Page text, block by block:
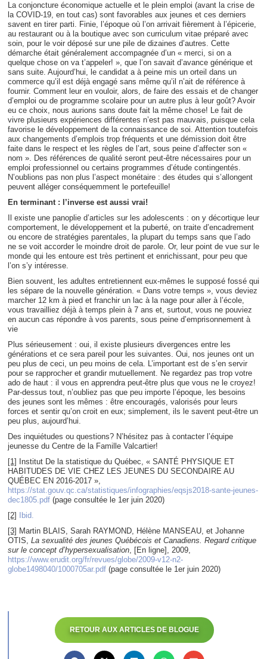
La conjoncture économique actuelle et le plein emploi (avant la crise de
la COVID-19, en tout cas) sont favorables aux jeunes et ces derniers
savent en tirer parti. Finie, l’époque où l’on arrivait fièrement à l’épicerie,
au restaurant ou à la boutique avec son curriculum vitae préparé avec
soin, pour le voir déposé sur une pile de dizaines d’autres. Cette
démarche était généralement accompagnée d’un « merci, si on a
quelque chose on va t’appeler! », que l’on savait d’avance générique et
sans suite. Aujourd’hui, le candidat a à peine mis un orteil dans un
commerce qu’il est déjà engagé sans même qu’il n’ait de référence à
fournir. Comment leur en vouloir, alors, de faire des essais et de changer
d’emploi ou de programme scolaire pour un autre plus à leur goût? Avoir
eu ce choix, nous aurions sans doute fait la même chose! Le fait de
vivre plusieurs expériences différentes n’est pas mauvais, puisque cela
favorise le développement de la connaissance de soi. Attention toutefois
aux changements d’emplois trop fréquents et une démission doit être
faite dans le respect et les règles de l’art, sous peine d’affecter son «
nom ». Des références de qualité seront peut-être nécessaires pour un
emploi professionnel ou certains programmes d’étude contingentés.
N’oublions pas non plus l’aspect monétaire : des études qui s’allongent
peuvent alléger conséquemment le portefeuille!
En terminant : l’inverse est aussi vrai!
Il existe une panoplie d’articles sur les adolescents : on y décortique leur
comportement, le développement et la puberté, on traite d’encadrement
ou encore de stratégies parentales, la plupart du temps sans que l’ado
ne se voit accorder le moindre droit de parole. Or, leur point de vue sur le
monde qui les entoure est très pertinent et enrichissant, pour peu que
l’on s’y intéresse.
Bien souvent, les adultes entretiennent eux-mêmes le supposé fossé qui
les sépare de la nouvelle génération. « Dans votre temps », vous deviez
marcher 12 km à pied et franchir un lac à la nage pour aller à l’école,
vous travailliez déjà à temps plein à 7 ans et, surtout, vous ne pouviez
en aucun cas répondre à vos parents, sous peine d’emprisonnement à
vie
Plus sérieusement : oui, il existe plusieurs divergences entre les
générations et ce sera pareil pour les suivantes. Oui, nos jeunes ont un
peu plus de ceci, un peu moins de cela. L’important est de s’en servir
pour se rapprocher et grandir mutuellement. Ne regardez pas trop votre
ado de haut : il vous en apprendra peut-être plus que vous ne le croyez!
Par-dessus tout, n’oubliez pas que peu importe l’époque, les besoins
des jeunes sont les mêmes : être encouragés, valorisés pour leurs
forces et sentir qu’on croit en eux; simplement, ils le savent peut-être un
peu plus, aujourd’hui.
Des inquiétudes ou questions? N’hésitez pas à contacter l’équipe
jeunesse du Centre de la Famille Valcartier!
[1]
Institut De la statistique du Québec, « SANTÉ PHYSIQUE ET
HABITUDES DE VIE CHEZ LES JEUNES DU SECONDAIRE AU
QUÉBEC EN 2016-2017 »,
https://stat.gouv.qc.ca/statistiques/infographies/eqsjs2018-sante-jeunes-
dec1805.pdf (page consultée le 1er juin 2020)
[2]
Ibid.
[3] Martin BLAIS, Sarah RAYMOND, Hélène MANSEAU, et Johanne
OTIS, La sexualité des jeunes Québécois et Canadiens. Regard critique
sur le concept d’hypersexualisation, [En ligne], 2009,
https://www.erudit.org/fr/revues/globe/2009-v12-n2-
globe1498040/1000705ar.pdf (page consultée le 1er juin 2020)
RETOUR AUX ARTICLES DE BLOGUE